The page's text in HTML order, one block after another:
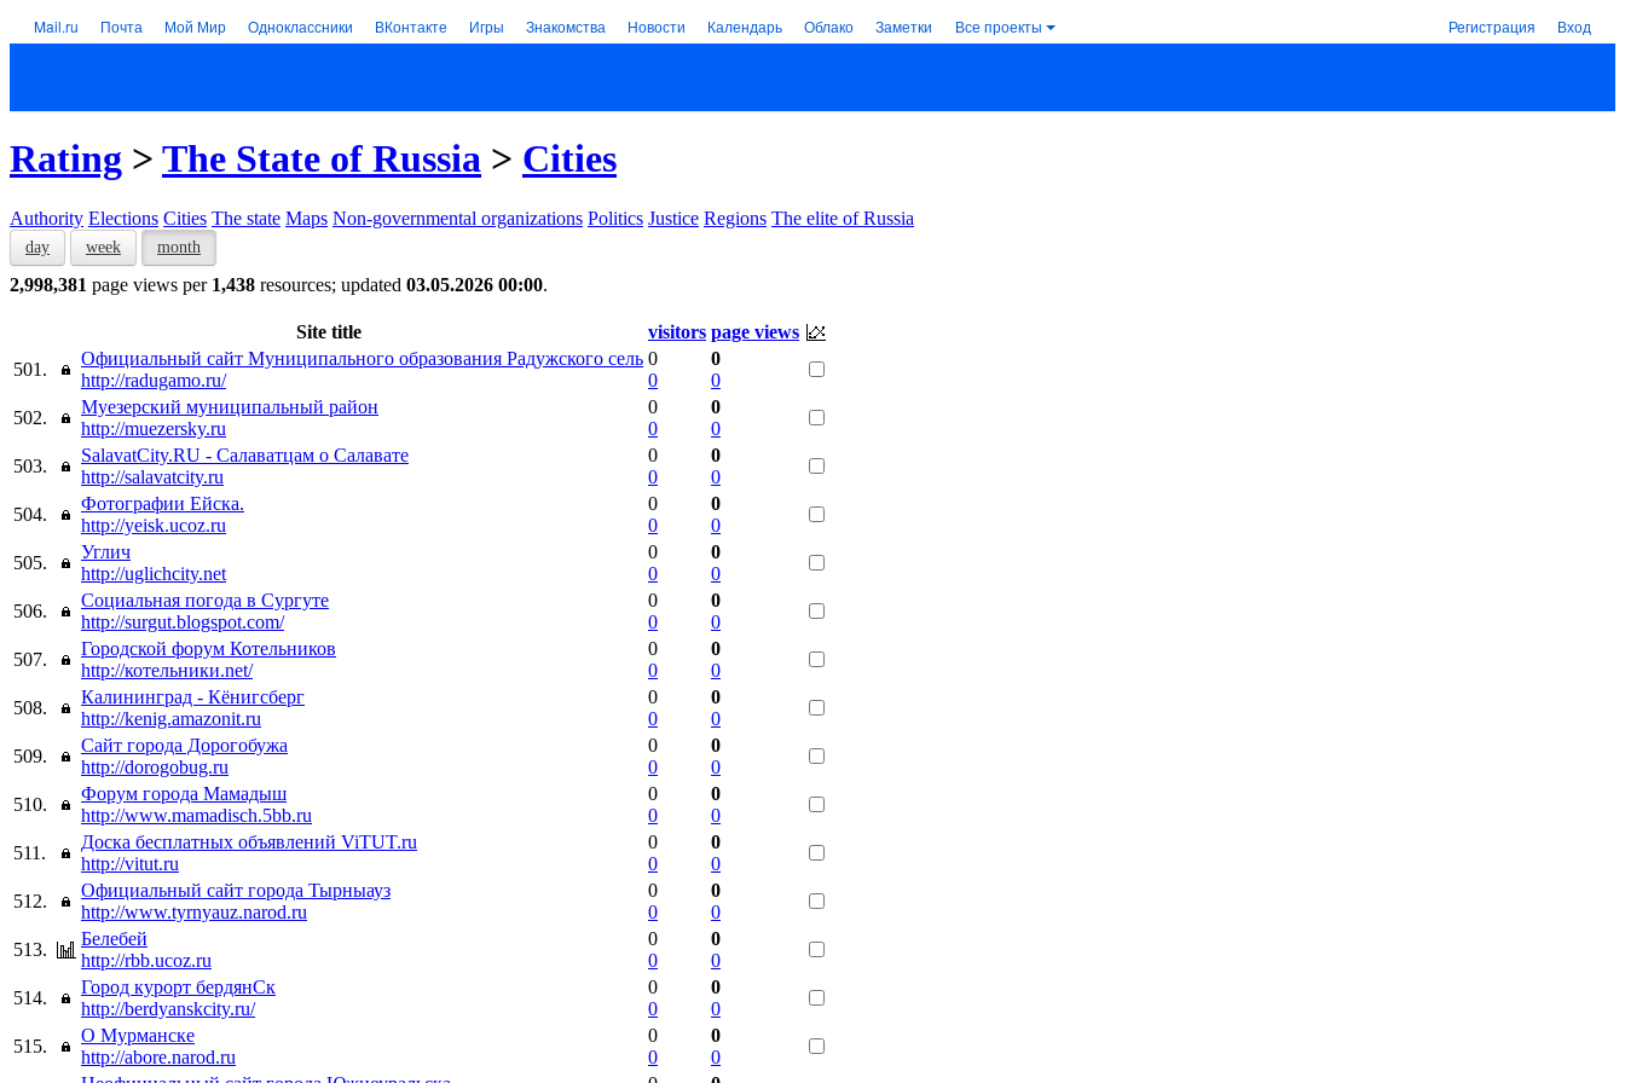
Mail.ru Почта Мой Мир Одноклассники ВКонтакте Игры Знакомства Новости Календарь Облако Заметки Все проекты Регистрация Вход
Rating > The State of Russia > Cities
Authority Elections Cities The state Maps Non-governmental organizations Politics Justice Regions The elite of Russia
day week month
2,998,381 page views per 1,438 resources; updated 03.05.2026 00:00.
Site title visitors page views
501.
Официальный сайт Муниципального образования Радужского сель
http://radugamo.ru/
0
0
0
0
502.
Муезерский муниципальный район
http://muezersky.ru
0
0
0
0
503.
SalavatCity.RU - Салаватцам о Салавате
http://salavatcity.ru
0
0
0
0
504.
Фотографии Ейска.
http://yeisk.ucoz.ru
0
0
0
0
505.
Углич
http://uglichcity.net
0
0
0
0
506.
Социальная погода в Сургуте
http://surgut.blogspot.com/
0
0
0
0
507.
Городской форум Котельников
http://котельники.net/
0
0
0
0
508.
Калининград - Кёнигсберг
http://kenig.amazonit.ru
0
0
0
0
509.
Сайт города Дорогобужа
http://dorogobug.ru
0
0
0
0
510.
Форум города Мамадыш
http://www.mamadisch.5bb.ru
0
0
0
0
511.
Доска бесплатных объявлений ViTUT.ru
http://vitut.ru
0
0
0
0
512.
Официальный сайт города Тырныауз
http://www.tyrnyauz.narod.ru
0
0
0
0
513.
Белебей
http://rbb.ucoz.ru
0
0
0
0
514.
Город курорт бердянСк
http://berdyanskcity.ru/
0
0
0
0
515.
О Мурманске
http://abore.narod.ru
0
0
0
0